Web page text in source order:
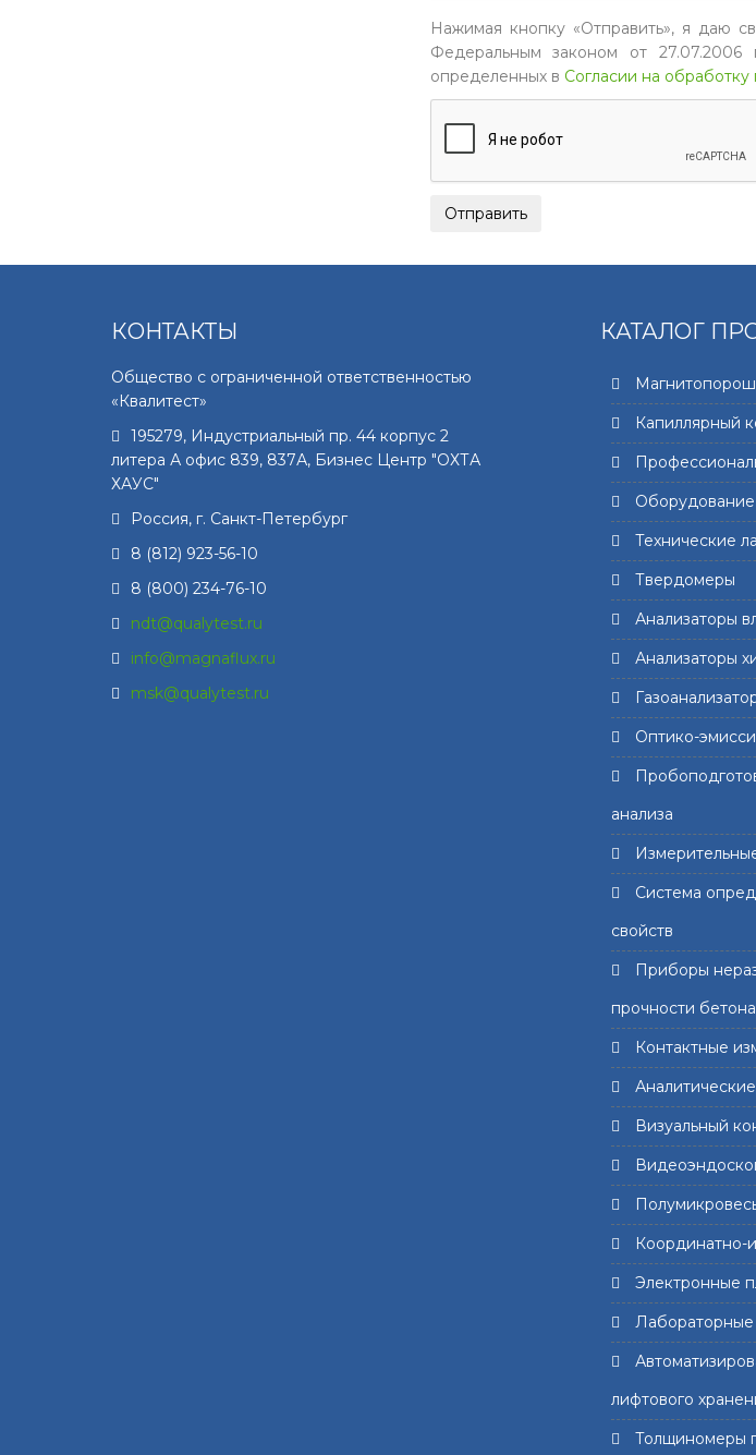
Нажимая кнопку «Отправить», я даю
Федеральным законом от
определенных в Согласии на
КОНТАКТЫ
Общество с ограниченной ответственностью
«Квалитест»
195279, Индустриальный пр. 44 корпус 2
литера А офис 839, 837А, Бизнес Центр "ОХТА
ХАУС"
Россия, г. Санкт-Петербург
8 (812) 923-56-10
8 (800) 234-76-10
ndt@qualytest.ru
info@magnaflux.ru
msk@qualytest.ru
КАТАЛОГ
Капиллярный
Оборудование
Технические
Твердомеры
Анализаторы
Анализаторы
Оптико-
анализа
Система
свойств
Приборы
прочности бетона
Контактные
Визуальный
Координатно-
Электронные
Лабораторные
лифтового
Толщиномеры